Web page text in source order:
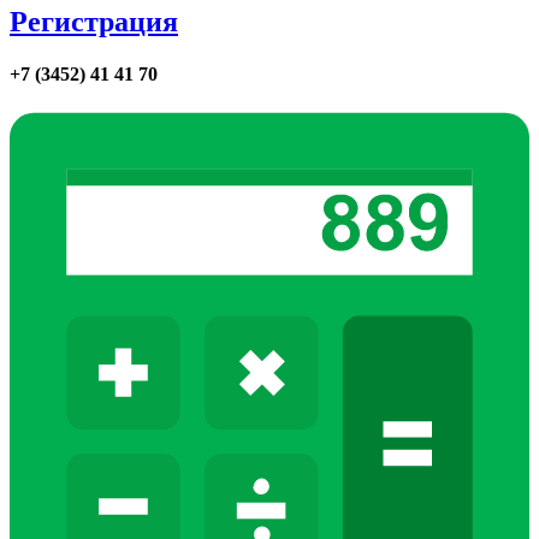
Регистрация
+7 (3452) 41 41 70